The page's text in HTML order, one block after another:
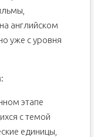
английском
уже с уровня
этапе
с темой
единицы,